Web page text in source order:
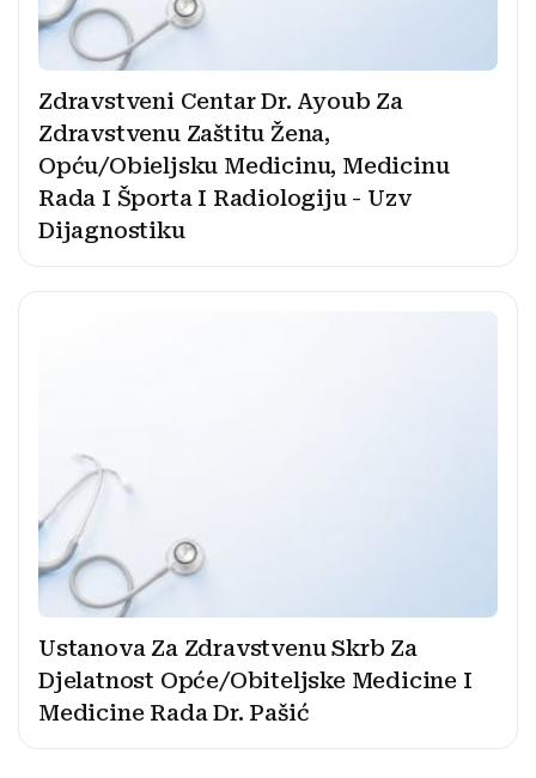
Zdravstveni Centar Dr. Ayoub Za
Zdravstvenu Zaštitu Žena,
Opću/Obieljsku Medicinu, Medicinu
Rada I Športa I Radiologiju - Uzv
Dijagnostiku
Ustanova Za Zdravstvenu Skrb Za
Djelatnost Opće/Obiteljske Medicine I
Medicine Rada Dr. Pašić